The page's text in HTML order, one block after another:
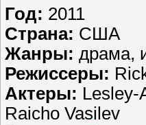
Год: 2011
Страна: США
Жанры: драма,
Режиссеры:
Актеры: Lesley-
Raicho Vasilev